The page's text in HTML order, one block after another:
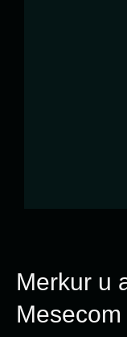
Merkur u
Mesecom